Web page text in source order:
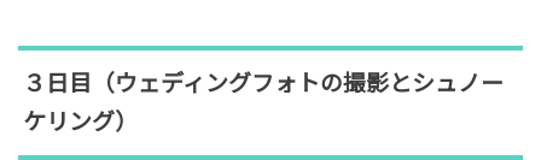
３日目（ウェディングフォトの撮影とシュノー
ケリング）